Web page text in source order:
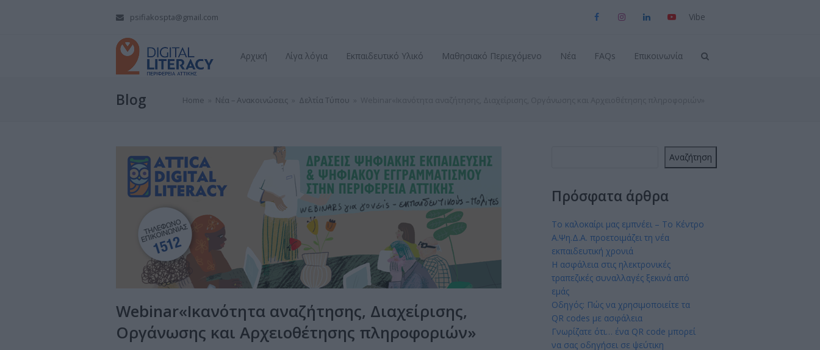
psifiakospta@gmail.com FacebookInstagramLinkedInYouTube
Viber
Αρχική Λίγα λόγια Εκπαιδευτικό Υλικό Μαθησιακό Περιεχόμενο Νέα FAQs Επικοινωνία
Blog Home Νέα – Ανακοινώσεις Δελτία Τύπου
Webinar«Ικανότητα αναζήτησης, Διαχείρισης,
Οργάνωσης και Αρχειοθέτησης πληροφοριών»
Αναζήτηση
Πρόσφατα άρθρα
Το καλοκαίρι μας εμπνέει – Το Κέντρο
Α.Ψη.Δ.Α. προετοιμάζει τη νέα
εκπαιδευτική χρονιά
Η ασφάλεια στις ηλεκτρονικές
τραπεζικές συναλλαγές ξεκινά από
εμάς
Οδηγός: Πώς να χρησιμοποιείτε τα
QR codes με ασφάλεια
Γνωρίζατε ότι… ένα QR code μπορεί
να σας οδηγήσει σε ψεύτικη